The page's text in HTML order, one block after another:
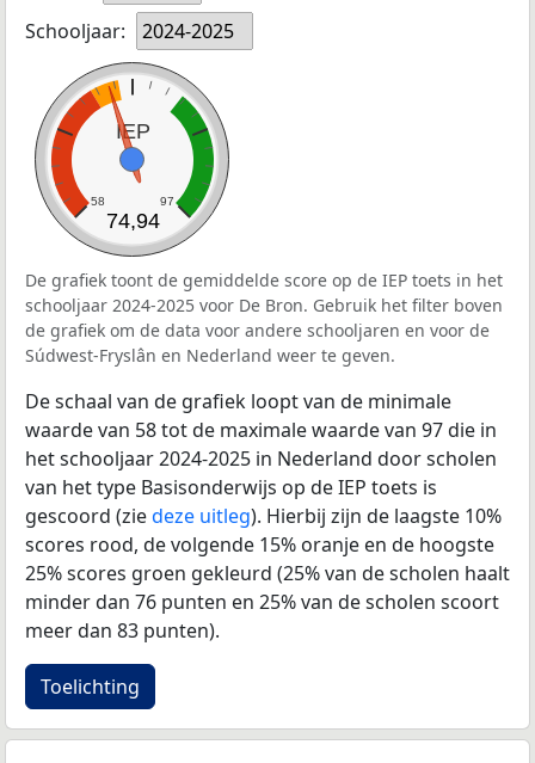
Schooljaar:
2024-2025
IEP
58 97
74,94
De grafiek toont de gemiddelde score op de IEP toets in het
schooljaar 2024-2025 voor De Bron. Gebruik het filter boven
de grafiek om de data voor andere schooljaren en voor de
Súdwest-Fryslân en Nederland weer te geven.
De schaal van de grafiek loopt van de minimale
waarde van 58 tot de maximale waarde van 97 die in
het schooljaar 2024-2025 in Nederland door scholen
van het type Basisonderwijs op de IEP toets is
gescoord (ziedeze uitleg). Hierbij zijn de laagste 10%
scores rood, de volgende 15% oranje en de hoogste
25% scores groen gekleurd (25% van de scholen haalt
minder dan 76 punten en 25% van de scholen scoort
meer dan 83 punten).
Toelichting